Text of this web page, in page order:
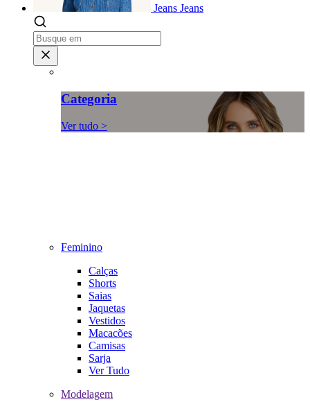
Jeans Jeans
Categoria
Ver tudo >
Feminino
Calças
Shorts
Saias
Jaquetas
Vestidos
Macacões
Camisas
Sarja
Ver Tudo
Modelagem